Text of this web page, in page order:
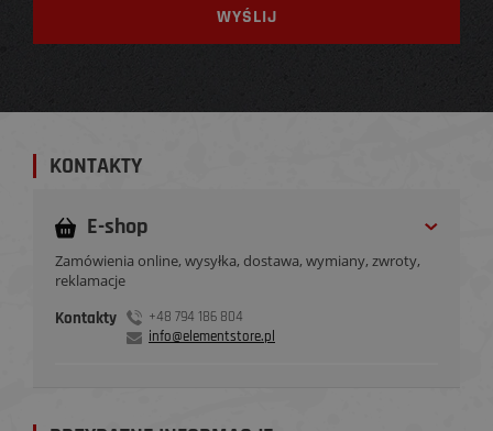
KONTAKTY
E-shop
Zamówienia online, wysyłka, dostawa, wymiany, zwroty,
reklamacje
Kontakty
+48 794 186 804
info@elementstore.pl